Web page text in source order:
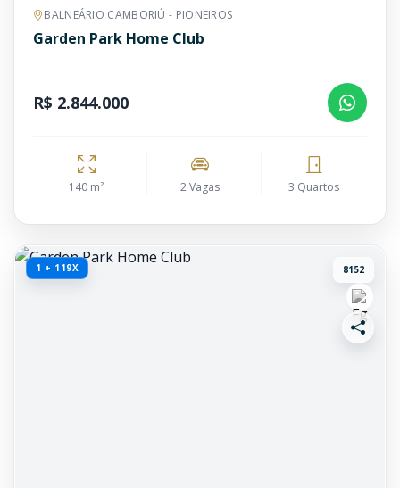
BALNEÁRIO CAMBORIÚ - PIONEIROS
Garden Park Home Club
R$ 2.844.000
140 m² 2 Vagas 3 Quartos
1 + 119X 8152